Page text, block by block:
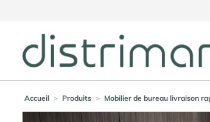
Accueil > Produits > Mobilier de bureau livraison